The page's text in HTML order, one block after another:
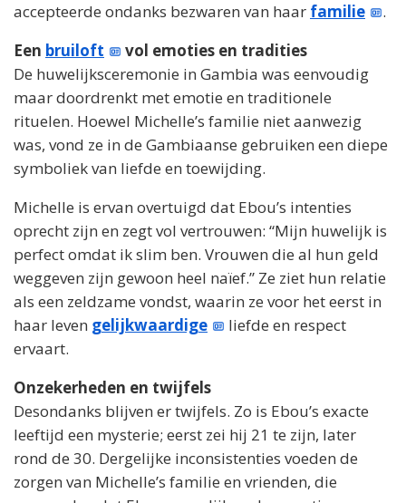
accepteerde ondanks bezwaren van haar familie
.
Een bruiloft
vol emoties en tradities
De huwelijksceremonie in Gambia was eenvoudig
maar doordrenkt met emotie en traditionele
rituelen. Hoewel Michelle’s familie niet aanwezig
was, vond ze in de Gambiaanse gebruiken een diepe
symboliek van liefde en toewijding.
Michelle is ervan overtuigd dat Ebou’s intenties
oprecht zijn en zegt vol vertrouwen: “Mijn huwelijk is
perfect omdat ik slim ben. Vrouwen die al hun geld
weggeven zijn gewoon heel naïef.” Ze ziet hun relatie
als een zeldzame vondst, waarin ze voor het eerst in
haar leven gelijkwaardige
liefde en respect
ervaart.
Onzekerheden en twijfels
Desondanks blijven er twijfels. Zo is Ebou’s exacte
leeftijd een mysterie; eerst zei hij 21 te zijn, later
rond de 30. Dergelijke inconsistenties voeden de
zorgen van Michelle’s familie en vrienden, die